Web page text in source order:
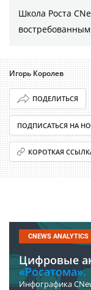
Школа Роста
Игорь Королев
ПОДЕЛИТЬСЯ
ПОДПИСАТЬСЯ НА
КОРОТКАЯ
CNEWS ANALYTICS
Цифровые
«Росатома».
Инфографика